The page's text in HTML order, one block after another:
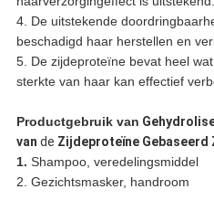
4. De uitstekende
beschadigd haar herstellen en
5. De zijdeproteïne bevat heel
sterkte van haar kan effectief
Productgebruikvan
van de Zijdeproteïne Gebaseerd
1. Shampoo, veredelingsmiddel
2. Gezichtsmasker, handroom